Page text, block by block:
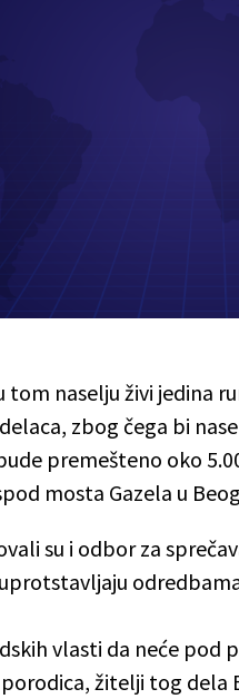
tom naselju živi jedina
zbog čega bi
premešteno oko
mosta Gazela u
su i odbor za
vlasti da neće
žitelji tog dela